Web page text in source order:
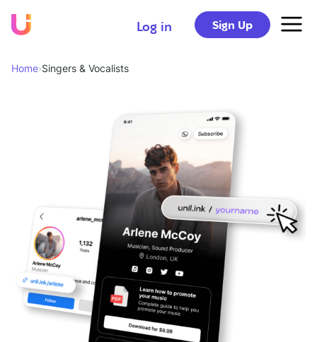
Log in Sign Up
Home›Singers & Vocalists